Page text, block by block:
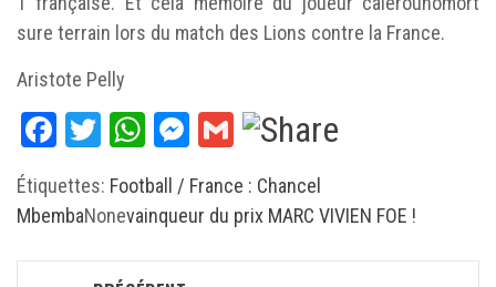
sure terrain lors du match des Lions contre la France.
Aristote Pelly
Facebook
TwitterWhatsApp
Messenger
Gmail
Étiquettes: Football / France : Chancel
MbembaNonevainqueur du prix MARC VIVIEN FOE !